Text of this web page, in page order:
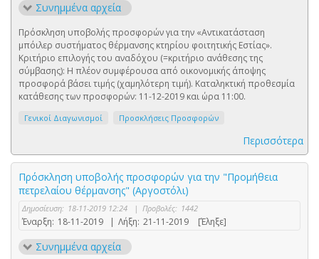
Συνημμένα αρχεία
Πρόσκληση υποβολής προσφορών για την «Αντικατάσταση
μπόιλερ συστήματος θέρμανσης κτηρίου φοιτητικής Εστίας».
Κριτήριο επιλογής του αναδόχου (=κριτήριο ανάθεσης της
σύμβασης): Η πλέον συμφέρουσα από οικονομικής άποψης
προσφορά βάσει τιμής (χαμηλότερη τιμή). Καταληκτική προθεσμία
κατάθεσης των προσφορών: 11-12-2019 και ώρα 11:00.
Γενικοί Διαγωνισμοί Προσκλήσεις Προσφορών
Περισσότερα
Πρόσκληση υποβολής προσφορών για την "Προμήθεια
πετρελαίου θέρμανσης" (Αργοστόλι)
Δημοσίευση: 18-11-2019 12:24 | Προβολές: 1442
Έναρξη: 18-11-2019 | Λήξη: 21-11-2019 [Έληξε]
Συνημμένα αρχεία